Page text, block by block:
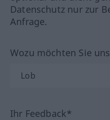
Datenschutz nur zur
Anfrage.
Wozu möchten Sie
Ihr Feedback*